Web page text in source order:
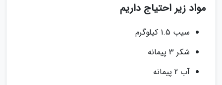
مواد زیر احتیاج داریم
سیب 1.5 کیلوگرم
شکر 3 پیمانه
آب 2 پیمانه